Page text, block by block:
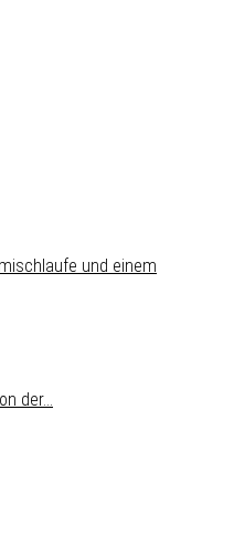
und einem